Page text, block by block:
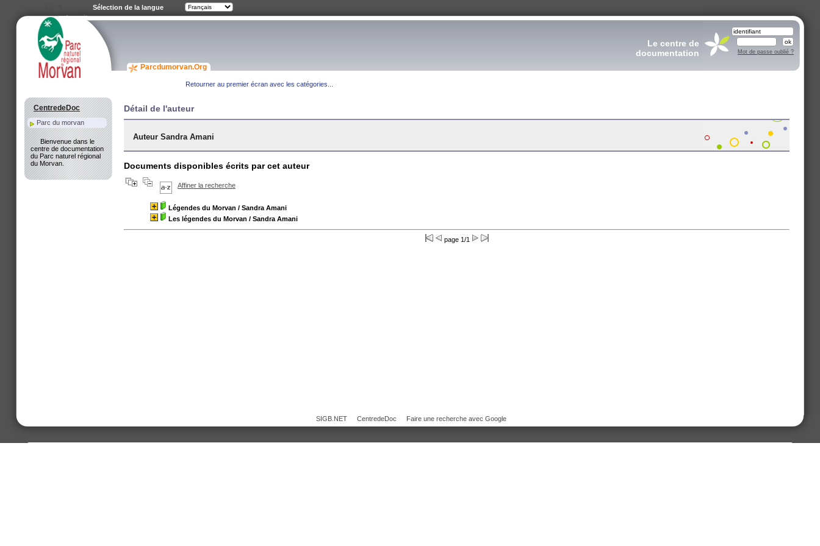
Parcdumorvan.Org
Le centre de
documentation
Retourner au premier écran avec les catégories...
Détail de l'auteur
Auteur Sandra Amani
Documents disponibles écrits par cet auteur
Affiner la recherche
Légendes du Morvan / Sandra Amani
Les légendes du Morvan / Sandra Amani
page 1/1
SIGB.NET CentredeDoc Faire une recherche avec Google
CentredeDoc
Parc du morvan
Bienvenue dans le
centre de documentation
du Parc naturel régional
du Morvan.
Sélection de la langue
Mot de passe oublié ?